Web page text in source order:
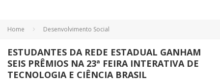
Home Desenvolvimento Social
ESTUDANTES DA REDE ESTADUAL GANHAM
SEIS PRÊMIOS NA 23ª FEIRA INTERATIVA DE
TECNOLOGIA E CIÊNCIA BRASIL